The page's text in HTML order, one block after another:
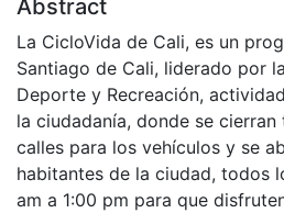
Abstract
La CicloVida de Cali, es un
Santiago de Cali, liderado por
Deporte y Recreación,
la ciudadanía, donde se
calles para los vehículos y se
habitantes de la ciudad, todos
am a 1:00 pm para que